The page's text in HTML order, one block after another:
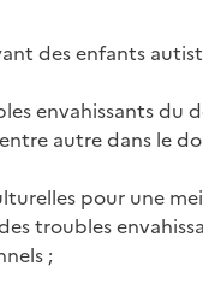
des enfants
envahissants du
autre dans le
pour une
troubles
;